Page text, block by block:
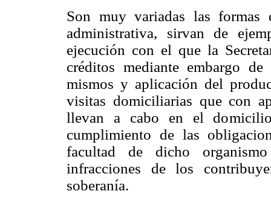
Son muy variadas las formas
administrativa, sirvan de
ejecución con el que la
créditos mediante embargo
mismos y aplicación del
visitas domiciliarias que con
llevan a cabo en el
cumplimiento de las
facultad de dicho
infracciones de los
soberanía.